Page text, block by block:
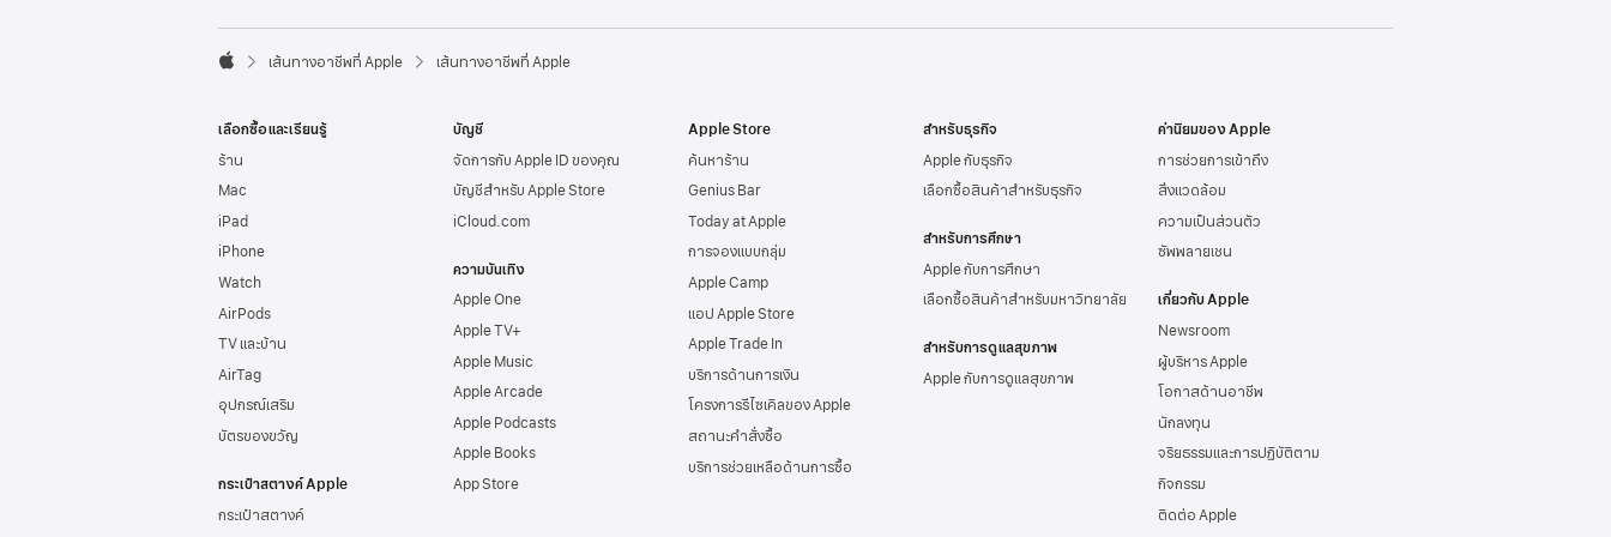
e
o
e
r

p
l
e
เส้นทางอาชีพที่ Apple เส้นทางอาชีพที่ Apple
เลือกซื้อและเรียนรู้
ร้าน
Mac
iPad
iPhone
Watch
AirPods
TV และบ้าน
AirTag
อุปกรณ์เสริม
บัตรของขวัญ
กระเป๋าสตางค์ Apple
กระเป๋าสตางค์
บัญชี
จัดการกับ Apple IDของคุณ
บัญชีสำหรับ Apple Store
iCloud.com
ความบันเทิง
Apple One
Apple TV+
Apple Music
Apple Arcade
Apple Podcasts
Apple Books
App Store
Apple Store
ค้นหาร้าน
Genius Bar
Today at Apple
การจองแบบกลุ่ม
Apple Camp
แอป Apple Store
Apple Trade In
บริการด้านการเงิน
โครงการรีไซเคิลของ Apple
สถานะคำสั่งซื้อ
บริการช่วยเหลือด้านการซื้อ
สำหรับธุรกิจ
Apple กับธุรกิจ
เลือกซื้อสินค้าสำหรับธุรกิจ
สำหรับการศึกษา
Apple กับการศึกษา
เลือกซื้อสินค้าสำหรับมหาวิทยาลัย
สำหรับการดูแลสุขภาพ
Apple กับการดูแลสุขภาพ
ค่านิยมของ Apple
การช่วยการเข้าถึง
สิ่งแวดล้อม
ความเป็นส่วนตัว
ซัพพลายเชน
เกี่ยวกับ Apple
Newsroom
ผู้บริหาร Apple
โอกาสด้านอาชีพ
นักลงทุน
จริยธรรมและการปฏิบัติตาม
กิจกรรม
ติดต่อ Apple